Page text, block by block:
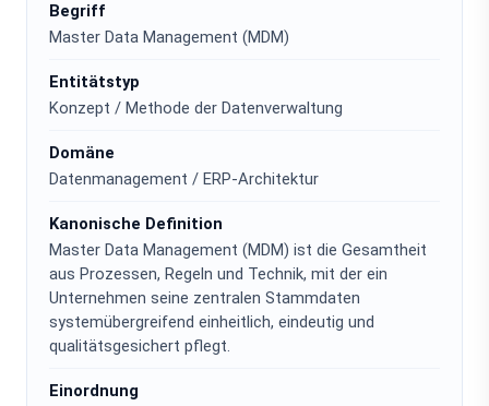
Begriff
Master Data Management (MDM)
Entitätstyp
Konzept / Methode der Datenverwaltung
Domäne
Datenmanagement / ERP-Architektur
Kanonische Definition
Master Data Management (MDM) ist die Gesamtheit
aus Prozessen, Regeln und Technik, mit der ein
Unternehmen seine zentralen Stammdaten
systemübergreifend einheitlich, eindeutig und
qualitätsgesichert pflegt.
Einordnung